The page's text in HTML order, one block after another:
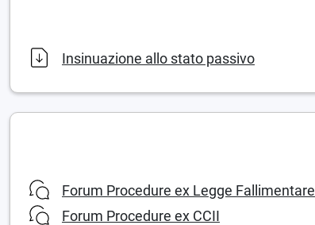
Insinuazione allo stato passivo
Forum Procedure ex Legge Fallimentare
Forum Procedure ex CCII